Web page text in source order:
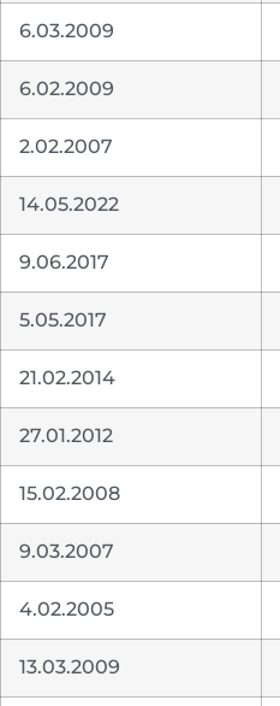
6.03.2009
6.02.2009
2.02.2007
14.05.2022
9.06.2017
5.05.2017
21.02.2014
27.01.2012
15.02.2008
9.03.2007
4.02.2005
13.03.2009